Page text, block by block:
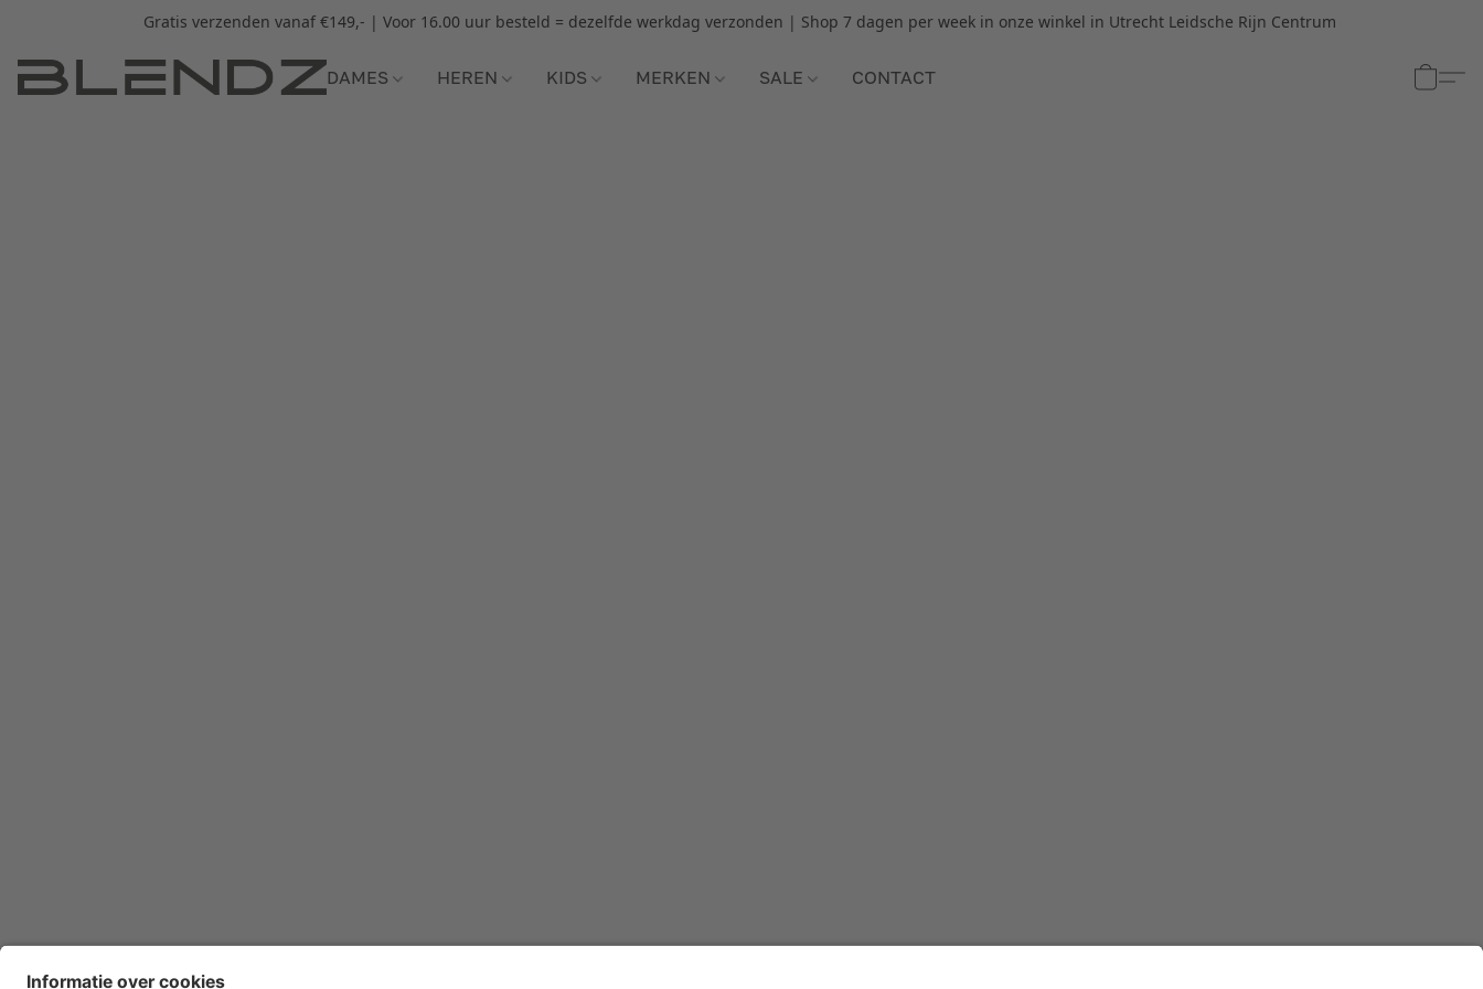
Gratis verzenden vanaf €149,- | Voor 16.00 uur besteld = dezelfde werkdag verzonden | Shop 7 dagen per week in onze winkel in Utrecht Leidsche Rijn Centrum
DAMES HEREN KIDS MERKEN SALE CONTACT